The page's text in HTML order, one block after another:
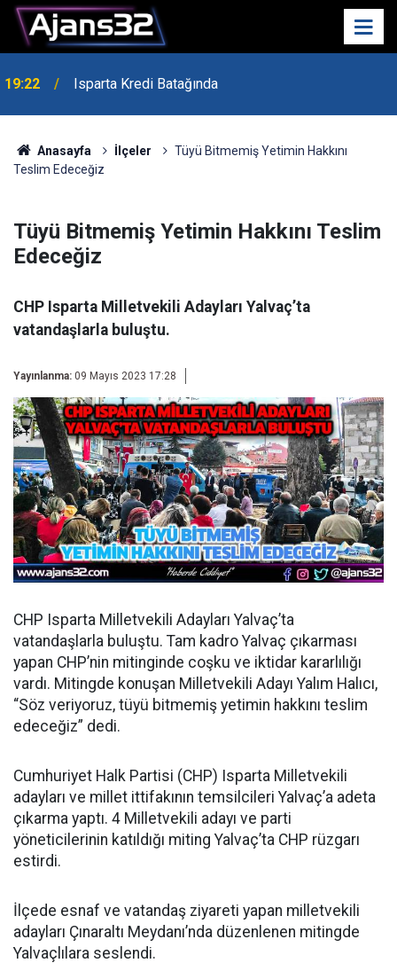
19:22 Isparta Kredi Batağında
Anasayfa İlçeler
Tüyü Bitmemiş Yetimin Hakkını
Teslim Edeceğiz
Tüyü Bitmemiş Yetimin Hakkını Teslim
Edeceğiz
CHP Isparta Milletvekili Adayları Yalvaç’ta
vatandaşlarla buluştu.
Yayınlanma: 09 Mayıs 2023 17:28
CHP Isparta Milletvekili Adayları Yalvaç’ta
vatandaşlarla buluştu. Tam kadro Yalvaç çıkarması
yapan CHP’nin mitinginde coşku ve iktidar kararlılığı
vardı. Mitingde konuşan Milletvekili Adayı Yalım Halıcı,
“Söz veriyoruz, tüyü bitmemiş yetimin hakkını teslim
edeceğiz” dedi.
Cumhuriyet Halk Partisi (CHP) Isparta Milletvekili
adayları ve millet ittifakının temsilcileri Yalvaç’a adeta
çıkarma yaptı. 4 Milletvekili adayı ve parti
yöneticilerinin katıldığı miting Yalvaç’ta CHP rüzgarı
estirdi.
İlçede esnaf ve vatandaş ziyareti yapan milletvekili
adayları Çınaraltı Meydanı’nda düzenlenen mitingde
Yalvaçlılara seslendi.